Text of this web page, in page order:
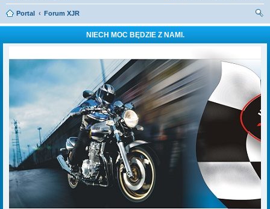
Portal
Forum XJR
zu
kaj
NIECH MOC BĘDZIE Z NAMI.